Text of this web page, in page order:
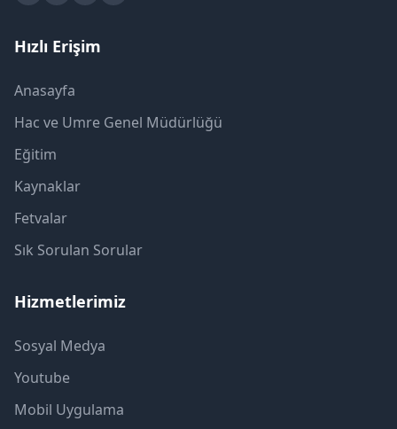
Hızlı Erişim
Anasayfa
Hac ve Umre Genel Müdürlüğü
Eğitim
Kaynaklar
Fetvalar
Sık Sorulan Sorular
Hizmetlerimiz
Sosyal Medya
Youtube
Mobil Uygulama